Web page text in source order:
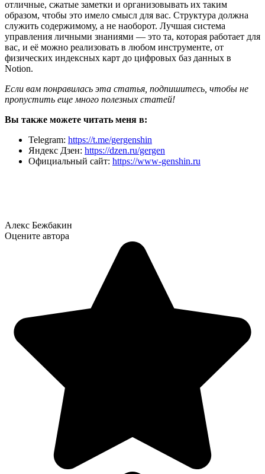
отличные, сжатые заметки и организовывать их таким
образом, чтобы это имело смысл для вас. Структура должна
служить содержимому, а не наоборот. Лучшая система
управления личными знаниями — это та, которая работает для
вас, и её можно реализовать в любом инструменте, от
физических индексных карт до цифровых баз данных в
Notion.
Если вам понравилась эта статья, подпишитесь, чтобы не
пропустить еще много полезных статей!
Вы также можете читать меня в:
Telegram: https://t.me/gergenshin
Яндекс Дзен: https://dzen.ru/gergen
Официальный сайт: https://www-genshin.ru
Алекс Бежбакин
Оцените автора